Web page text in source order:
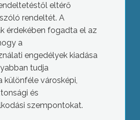
eltérő
rendeltét. A
érdekében fogadta el az
a
engedélyek kiadása
tudja
különféle városképi,
és
szempontokat.